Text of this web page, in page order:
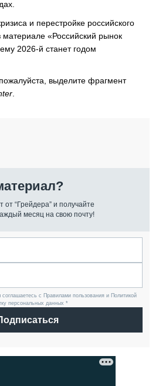
и перестройке российского
материале «Российский рынок
2026-й станет годом
выделите фрагмент
“Грейдера” и получайте
месяц на свою почту!
с Правилами пользования и Политикой
персональных данных *